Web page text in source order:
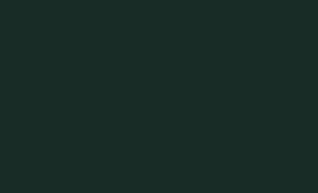
Şasesi Resim, Alçak Şase
Hafif Çelik Karavan Şase
Teknik Detay, Tiny House
Şase Teknik Detay, Yüksek
Çelik Karavan Şase İnce,
Tiny House Şasesi İnce, Alçak